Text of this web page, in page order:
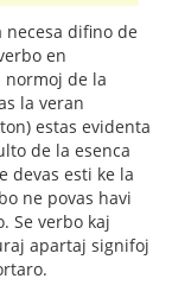
necesa difino de
en
normoj de la
la veran
estas evidenta
de la esenca
devas esti ke la
ne povas havi
Se verbo kaj
apartaj signifoj